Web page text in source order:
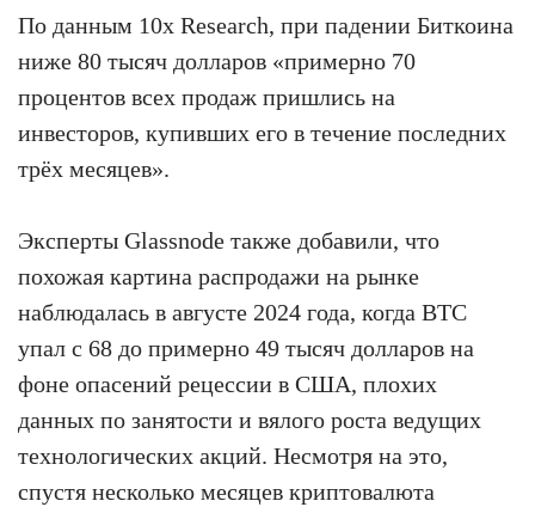
По данным 10x Research, при падении Биткоина
ниже 80 тысяч долларов «примерно 70
процентов всех продаж пришлись на
инвесторов, купивших его в течение последних
трёх месяцев».
Эксперты Glassnode также добавили, что
похожая картина распродажи на рынке
наблюдалась в августе 2024 года, когда BTC
упал с 68 до примерно 49 тысяч долларов на
фоне опасений рецессии в США, плохих
данных по занятости и вялого роста ведущих
технологических акций. Несмотря на это,
спустя несколько месяцев криптовалюта